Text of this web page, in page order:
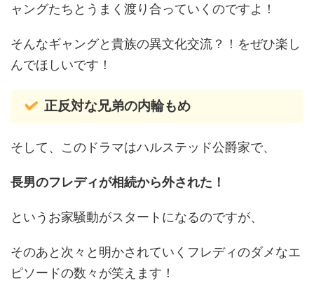
ャングたちとうまく渡り合っていくのですよ！
そんなギャングと貴族の異文化交流？！をぜひ楽し
んでほしいです！
正反対な兄弟の内輪もめ
そして、このドラマはハルステッド公爵家で、
長男のフレディが相続から外された！
というお家騒動がスタートになるのですが、
そのあと次々と明かされていくフレディのダメなエ
ピソードの数々が笑えます！